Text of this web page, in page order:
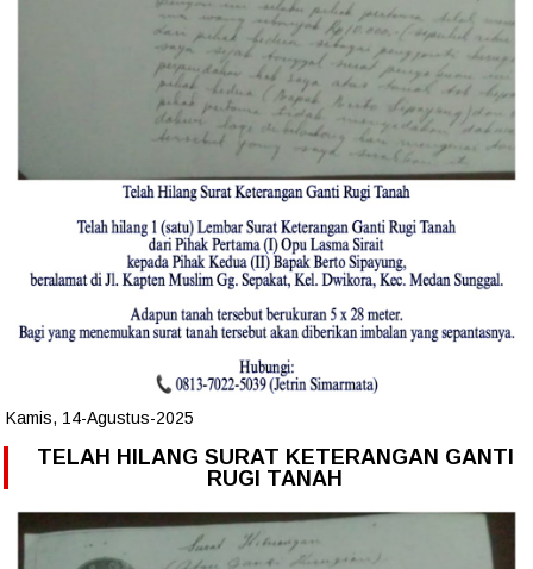
Kamis, 14-Agustus-2025
TELAH HILANG SURAT KETERANGAN GANTI
RUGI TANAH